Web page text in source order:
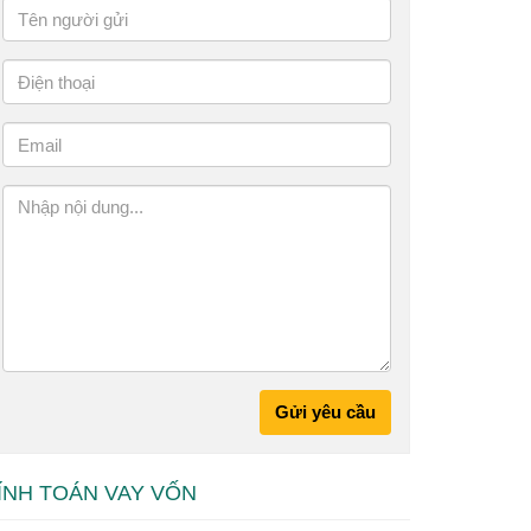
Gửi yêu cầu
TOÁN VAY VỐN